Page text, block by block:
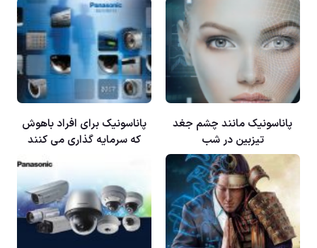
پاناسونيک مانند چشم جغد
تيزبين در شب
پاناسونيک برای افراد باهوش
كه سرمايه گذاری می كنند